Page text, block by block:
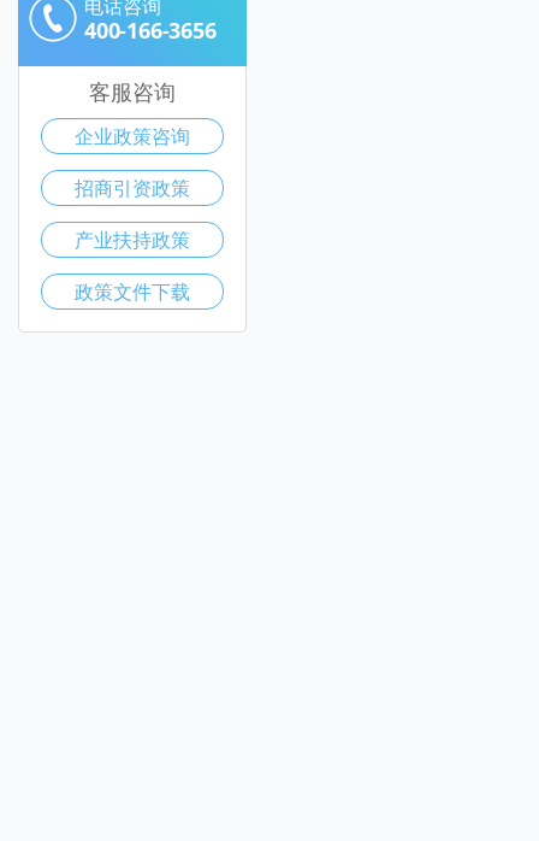
电话咨询
400-166-3656
客服咨询
企业政策咨询
招商引资政策
产业扶持政策
政策文件下载